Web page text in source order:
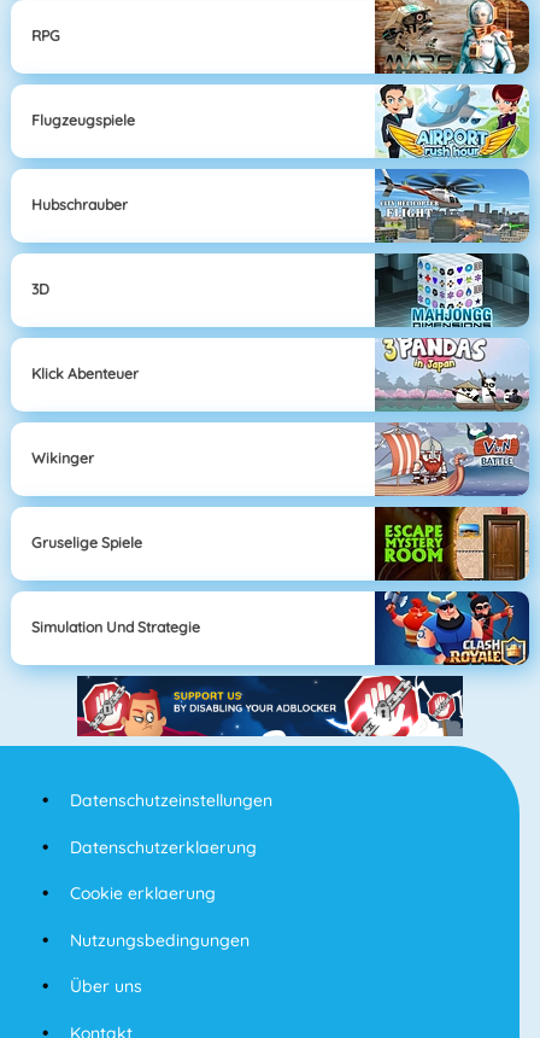
RPG
Flugzeugspiele
Hubschrauber
3D
Klick Abenteuer
Wikinger
Gruselige Spiele
Simulation Und Strategie
Datenschutzeinstellungen
Datenschutzerklaerung
Cookie erklaerung
Nutzungsbedingungen
Über uns
Kontakt